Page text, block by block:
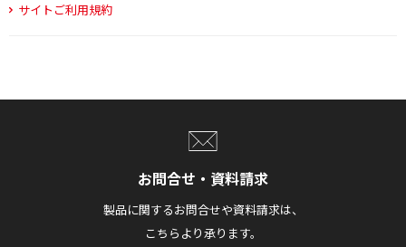
サイトご利用規約
お問合せ・資料請求
製品に関するお問合せや資料請求は、
こちらより承ります。